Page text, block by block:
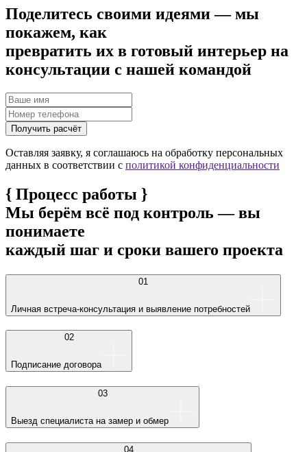
Поделитесь своими идеями — мы
покажем, как
превратить их в готовый интерьер на
консультации с нашей командой
Получить расчёт
Оставляя заявку, я соглашаюсь на обработку персональных
данных в соответствии с политикой конфиденциальности
{ Процесс работы }
Мы берём всё под контроль — вы
понимаете
каждый шаг и сроки вашего проекта
01
Личная встреча-консультация и выявление потребностей
02
Подписание договора
03
Выезд специалиста на замер и обмер
04